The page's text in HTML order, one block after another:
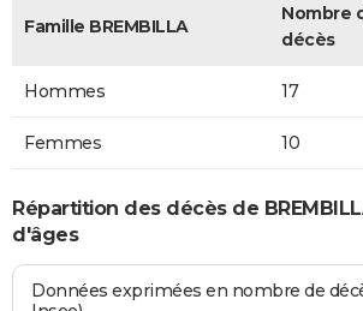
Famille BREMBILLA
Nombre
décès
Hommes 17
Femmes 10
Répartition des décès de
d'âges
Données exprimées en nombre de